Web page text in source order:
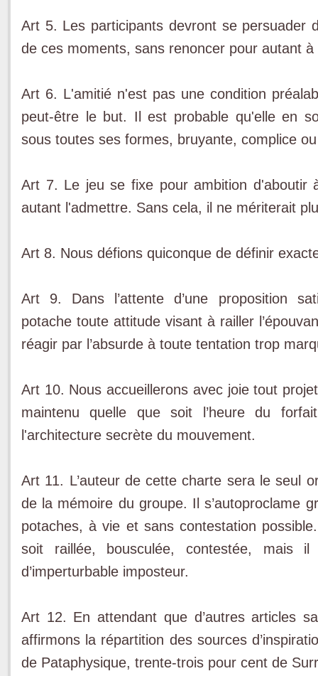
Art 5. Les participants devront se persuader
de ces moments, sans renoncer pour autant
Art 6. L'amitié n'est pas une condition
peut-être le but. Il est probable qu'elle en
sous toutes ses formes, bruyante, complice
Art 7. Le jeu se fixe pour ambition d'aboutir
autant l'admettre. Sans cela, il ne mériterait
Art 8. Nous défions quiconque de définir
Art 9. Dans l’attente d’une proposition
potache toute attitude visant à railler
réagir par l’absurde à toute tentation trop
Art 10. Nous accueillerons avec joie tout
maintenu quelle que soit l’heure du
l'architecture secrète du mouvement.
Art 11. L’auteur de cette charte sera le seul
de la mémoire du groupe. Il s’autoproclame
potaches, à vie et sans contestation
soit raillée, bousculée, contestée, mais
d’imperturbable imposteur.
Art 12. En attendant que d’autres articles
affirmons la répartition des sources
de Pataphysique, trente-trois pour cent de